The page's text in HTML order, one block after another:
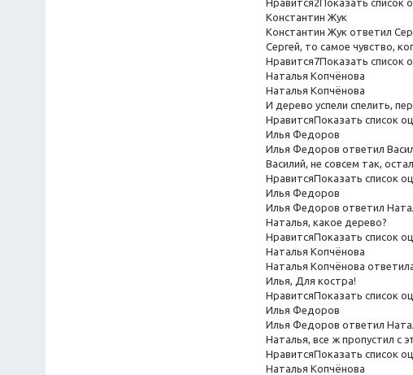
Константин Жук
Константин Жук ответил
Сергей, то самое чувство,
Нравится7Показать список
Наталья Копчёнова
Наталья Копчёнова
И дерево успели спелить,
НравитсяПоказать список
Илья Федоров
Илья Федоров ответил
Василий, не совсем так,
НравитсяПоказать список
Илья Федоров
Илья Федоров ответил
Наталья, какое дерево?
НравитсяПоказать список
Наталья Копчёнова
Наталья Копчёнова
Илья, Для костра!
НравитсяПоказать список
Илья Федоров
Илья Федоров ответил
Наталья, все ж пропустил с
НравитсяПоказать список
Наталья Копчёнова